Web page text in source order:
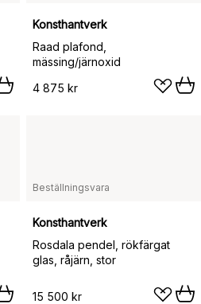
Konsthantverk
Raad plafond,
mässing/järnoxid
4 875 kr
Beställningsvara
Konsthantverk
Rosdala pendel, rökfärgat
glas, råjärn, stor
15 500 kr